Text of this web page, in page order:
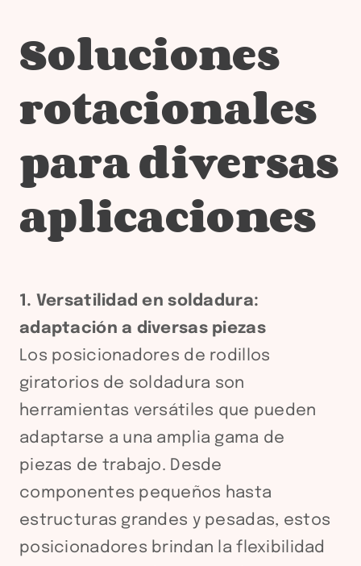
Soluciones
rotacionales
para diversas
aplicaciones
1. Versatilidad en soldadura:
adaptación a diversas piezas
Los posicionadores de rodillos
giratorios de soldadura son
herramientas versátiles que pueden
adaptarse a una amplia gama de
piezas de trabajo. Desde
componentes pequeños hasta
estructuras grandes y pesadas, estos
posicionadores brindan la flexibilidad